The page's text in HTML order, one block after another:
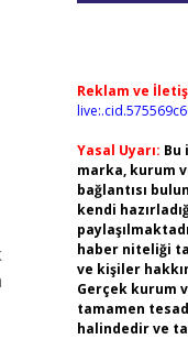
Reklam ve
Yasal Uyarı: Bu
marka, kurum
bağlantısı
kendi
haber niteliği
ve kişiler
Gerçek kurum
tamamen
halindedir ve